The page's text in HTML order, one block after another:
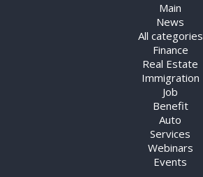
Main
News
All categories
Finance
Real Estate
Immigration
Job
Benefit
Auto
Services
Webinars
Events